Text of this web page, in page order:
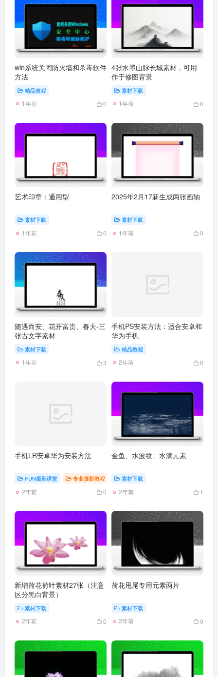
win系统关闭防火墙和杀毒软件
方法
精品教程
1年前 0
4张水墨山脉长城素材，可用
作于修图背景
素材下载
1年前 0
艺术印章：通用型
素材下载
1年前 0
2025年2月17新生成两张画轴
素材下载
1年前 0
随遇而安、花开富贵、春天-三
张古文字素材
素材下载
1年前 3
手机PS安装方法：适合安卓和
华为手机
精品教程
2年前 0
手机LR安卓华为安装方法
FUN摄影课堂 专业摄影教程 手机摄影教程
2年前 0
金鱼、水波纹、水滴元素
素材下载
2年前 1
新增荷花荷叶素材27张（注意
区分黑白背景）
素材下载
2年前 0
荷花甩尾专用元素两片
素材下载
2年前 0